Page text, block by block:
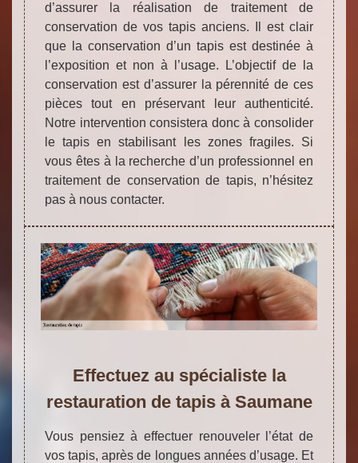
d’assurer la réalisation de traitement de
conservation de vos tapis anciens. Il est clair
que la conservation d’un tapis est destinée à
l’exposition et non à l’usage. L’objectif de la
conservation est d’assurer la pérennité de ces
pièces tout en préservant leur authenticité.
Notre intervention consistera donc à consolider
le tapis en stabilisant les zones fragiles. Si
vous êtes à la recherche d’un professionnel en
traitement de conservation de tapis, n’hésitez
pas à nous contacter.
Effectuez au spécialiste la
restauration de tapis à Saumane
Vous pensiez à effectuer renouveler l’état de
vos tapis, après de longues années d’usage. Et